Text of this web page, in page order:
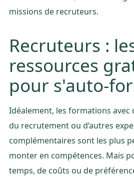
missions de recruteurs.
Recruteurs :
ressources
pour s'auto-
Idéalement, les formations avec
du recrutement ou d’autres
complémentaires sont les plus
monter en compétences. Mais
temps, de coûts ou de